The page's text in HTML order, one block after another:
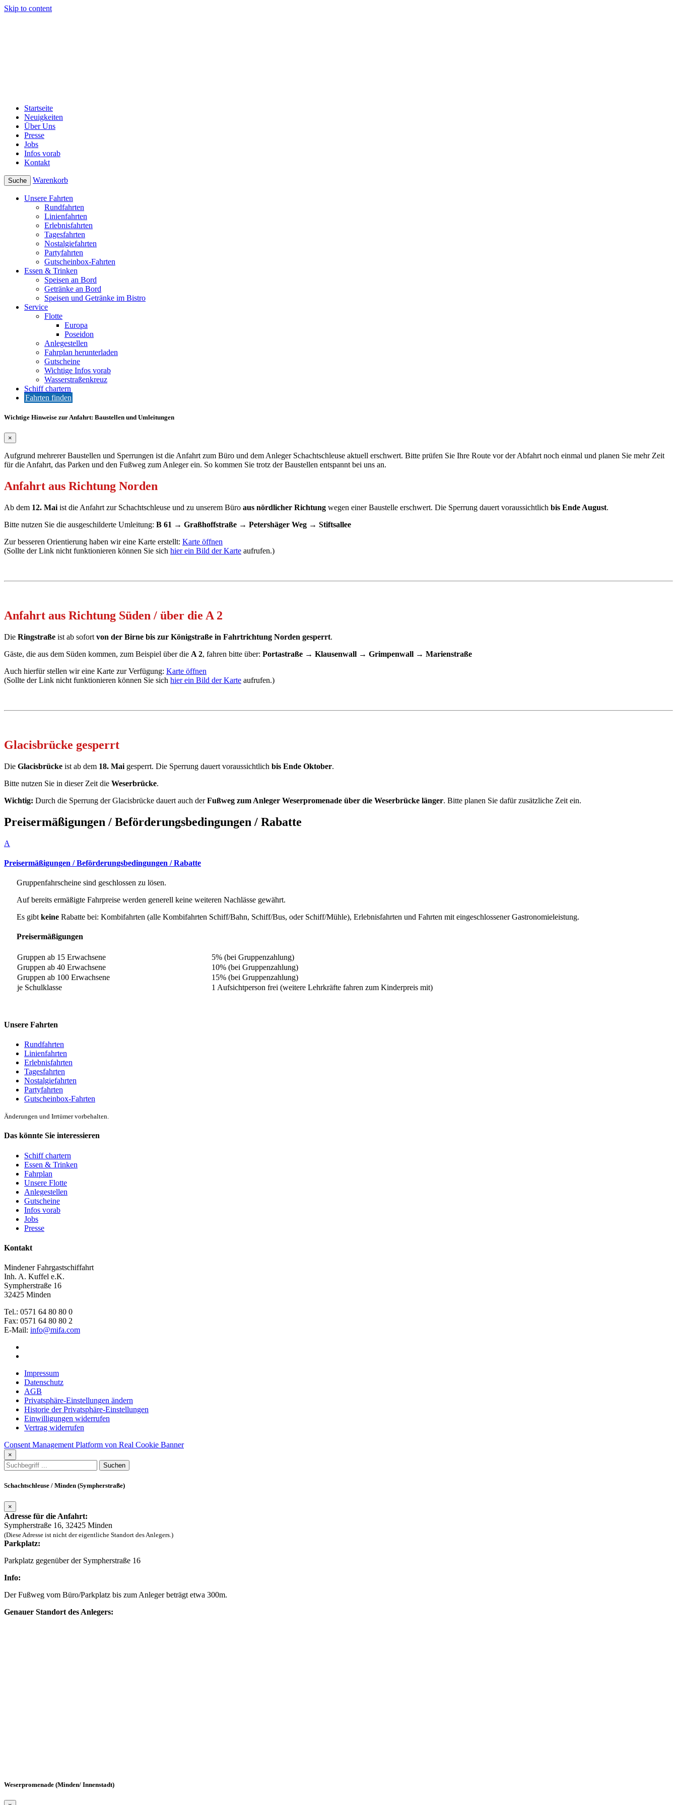
Skip to content
Startseite
Neuigkeiten
Über Uns
Presse
Jobs
Infos vorab
Kontakt
Suche Warenkorb
Unsere Fahrten
Rundfahrten
Linienfahrten
Erlebnisfahrten
Tagesfahrten
Nostalgiefahrten
Partyfahrten
Gutscheinbox-Fahrten
Essen & Trinken
Speisen an Bord
Getränke an Bord
Speisen und Getränke im Bistro
Service
Flotte
Europa
Poseidon
Anlegestellen
Fahrplan herunterladen
Gutscheine
Wichtige Infos vorab
Wasserstraßenkreuz
Schiff chartern
Fahrten finden
Wichtige Hinweise zur Anfahrt: Baustellen und Umleitungen
×
Aufgrund mehrerer Baustellen und Sperrungen ist die Anfahrt zum Büro und dem Anleger Schachtschleuse aktuell erschwert. Bitte prüfen Sie Ihre Route vor der Abfahrt noch einmal und planen Sie mehr Zeit
für die Anfahrt, das Parken und den Fußweg zum Anleger ein. So kommen Sie trotz der Baustellen entspannt bei uns an.
Anfahrt aus Richtung Norden
Ab dem 12. Mai ist die Anfahrt zur Schachtschleuse und zu unserem Büro aus nördlicher Richtung wegen einer Baustelle erschwert. Die Sperrung dauert voraussichtlich bis Ende August.
Bitte nutzen Sie die ausgeschilderte Umleitung: B 61 → Graßhoffstraße → Petershäger Weg → Stiftsallee
Zur besseren Orientierung haben wir eine Karte erstellt: Karte öffnen
(Sollte der Link nicht funktionieren können Sie sich hier ein Bild der Karte aufrufen.)
Anfahrt aus Richtung Süden / über die A 2
Die Ringstraße ist ab sofort von der Birne bis zur Königstraße in Fahrtrichtung Norden gesperrt.
Gäste, die aus dem Süden kommen, zum Beispiel über die A 2, fahren bitte über: Portastraße → Klausenwall → Grimpenwall → Marienstraße
Auch hierfür stellen wir eine Karte zur Verfügung: Karte öffnen
(Sollte der Link nicht funktionieren können Sie sich hier ein Bild der Karte aufrufen.)
Glacisbrücke gesperrt
Die Glacisbrücke ist ab dem 18. Mai gesperrt. Die Sperrung dauert voraussichtlich bis Ende Oktober.
Bitte nutzen Sie in dieser Zeit die Weserbrücke.
Wichtig: Durch die Sperrung der Glacisbrücke dauert auch derFußweg zum Anleger Weserpromenade über die Weserbrücke länger. Bitte planen Sie dafür zusätzliche Zeit ein.
Preisermäßigungen / Beförderungsbedingungen / Rabatte
A
Preisermäßigungen / Beförderungsbedingungen / Rabatte
Gruppenfahrscheine sind geschlossen zu lösen.
Auf bereits ermäßigte Fahrpreise werden generell keine weiteren Nachlässe gewährt.
Es gibt keine Rabatte bei: Kombifahrten (alle Kombifahrten Schiff/Bahn, Schiff/Bus, oder Schiff/Mühle), Erlebnisfahrten und Fahrten mit eingeschlossener Gastronomieleistung.
Preisermäßigungen
Gruppen ab 15 Erwachsene
5% (bei Gruppenzahlung)
Gruppen ab 40 Erwachsene
10% (bei Gruppenzahlung)
Gruppen ab 100 Erwachsene
15% (bei Gruppenzahlung)
je Schulklasse
1 Aufsichtperson frei (weitere Lehrkräfte fahren zum Kinderpreis mit)
Unsere Fahrten
Rundfahrten
Linienfahrten
Erlebnisfahrten
Tagesfahrten
Nostalgiefahrten
Partyfahrten
Gutscheinbox-Fahrten
Änderungen und Irrtümer vorbehalten.
Das könnte Sie interessieren
Schiff chartern
Essen & Trinken
Fahrplan
Unsere Flotte
Anlegestellen
Gutscheine
Infos vorab
Jobs
Presse
Kontakt
Mindener Fahrgastschiffahrt
Inh. A. Kuffel e.K.
Sympherstraße 16
32425 Minden
Tel.: 0571 64 80 80 0
Fax: 0571 64 80 80 2
E-Mail: info@mifa.com
Impressum
Datenschutz
AGB
Privatsphäre-Einstellungen ändern
Historie der Privatsphäre-Einstellungen
Einwilligungen widerrufen
Vertrag widerrufen
Consent Management Platform von Real Cookie Banner
×
Schachtschleuse / Minden (Sympherstraße)
×
Adresse für die Anfahrt:
Sympherstraße 16, 32425 Minden
(Diese Adresse ist nicht der eigentliche Standort des Anlegers.)
Parkplatz:
Parkplatz gegenüber der Sympherstraße 16
Info:
Der Fußweg vom Büro/Parkplatz bis zum Anleger beträgt etwa 300m.
Genauer Standort des Anlegers:
Weserpromenade (Minden/ Innenstadt)